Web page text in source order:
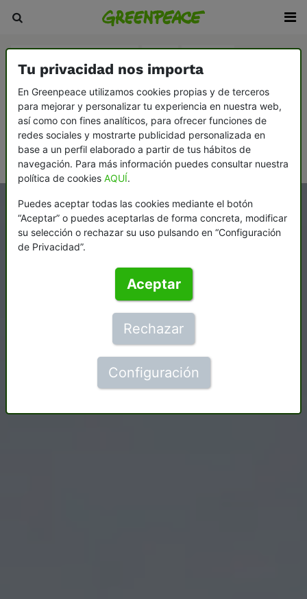
Democracia y contrapoder Desarme y paz
Ecofeminismo: la vida y el planeta, en el centro
Océanos
Tu privacidad nos importa
En Greenpeace utilizamos cookies propias y de terceros
para mejorar y personalizar tu experiencia en nuestra web,
así como con fines analíticos, para ofrecer funciones de
redes sociales y mostrarte publicidad personalizada en
base a un perfil elaborado a partir de tus hábitos de
navegación. Para más información puedes consultar nuestra
política de cookies AQUÍ.
Puedes aceptar todas las cookies mediante el botón
“Aceptar” o puedes aceptarlas de forma concreta, modificar
su selección o rechazar su uso pulsando en “Configuración
de Privacidad”.
Aceptar
Rechazar
Configuración